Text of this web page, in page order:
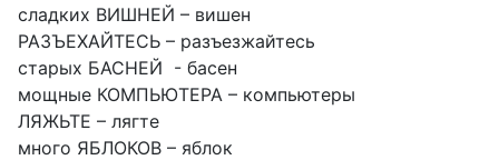
сладких ВИШНЕЙ – вишен
РАЗЪЕХАЙТЕСЬ – разъезжайтесь
старых БАСНЕЙ - басен
мощные КОМПЬЮТЕРА – компьютеры
ЛЯЖЬТЕ – лягте
много ЯБЛОКОВ – яблок